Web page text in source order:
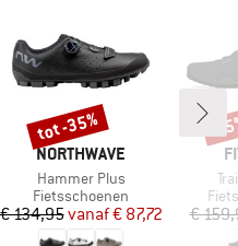
MERK
NORTHWAVE
Artikel
Hammer Plus
Productgroep
Fietsschoenen
Prijs
€ 134,95 Verlaagde prijs
vanaf€ 87,72
Korting
tot -35%
€
-